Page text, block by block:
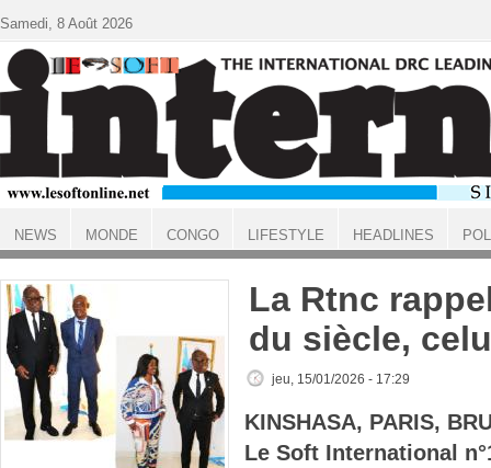
ACCUEIL
La Rtnc
du siècle,
jeu, 15/01/2026 - 17:29
KINSHASA, PARIS,
Le Soft International
Samedi, 8 Août 2026
NEWS MONDE CONGO LIFESTYLE HEADLINES